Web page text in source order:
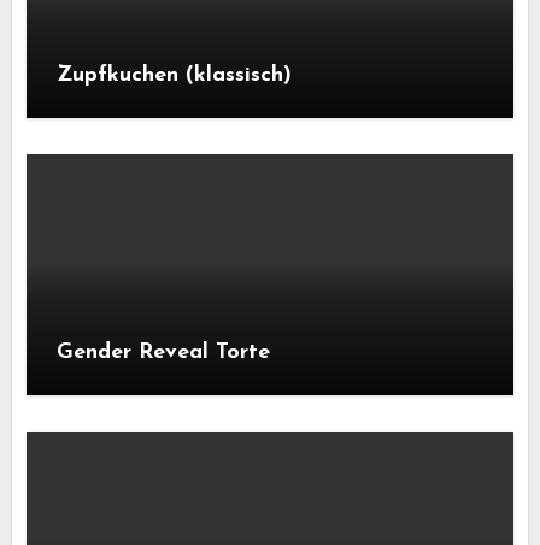
Zupfkuchen (klassisch)
Gender Reveal Torte